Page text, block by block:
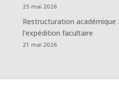
25 mai 2026
Restructuration académique
l’expédition facultaire
21 mai 2026